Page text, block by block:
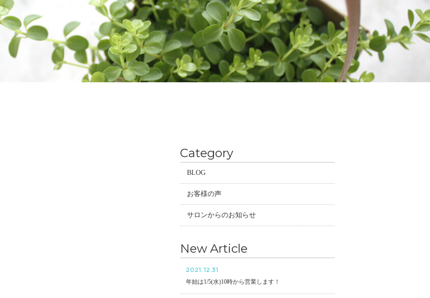
Category
BLOG
お客様の声
サロンからのお知らせ
New Article
2021.12.31
年始は1/5(水)10時から営業します！